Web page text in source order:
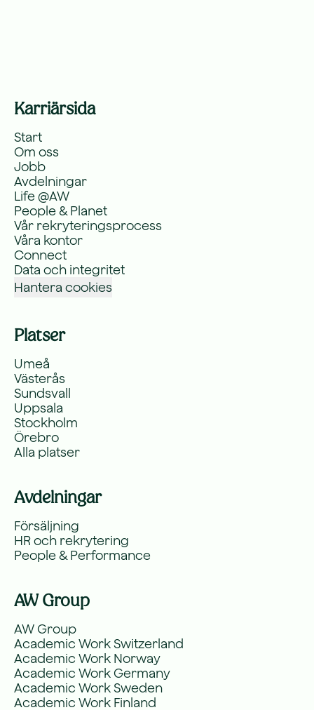
Karriärsida
Start
Om oss
Jobb
Avdelningar
Life @AW
People & Planet
Vår rekryteringsprocess
Våra kontor
Connect
Data och integritet
Hantera cookies
Platser
Umeå
Västerås
Sundsvall
Uppsala
Stockholm
Örebro
Alla platser
Avdelningar
Försäljning
HR och rekrytering
People & Performance
AW Group
AW Group
Academic Work Switzerland
Academic Work Norway
Academic Work Germany
Academic Work Sweden
Academic Work Finland